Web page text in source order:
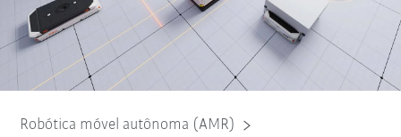
Robótica móvel autônoma (AMR)